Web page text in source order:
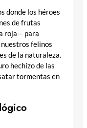
donde los héroes
de frutas
roja— para
felinos
de la naturaleza.
hechizo de las
tormentas en